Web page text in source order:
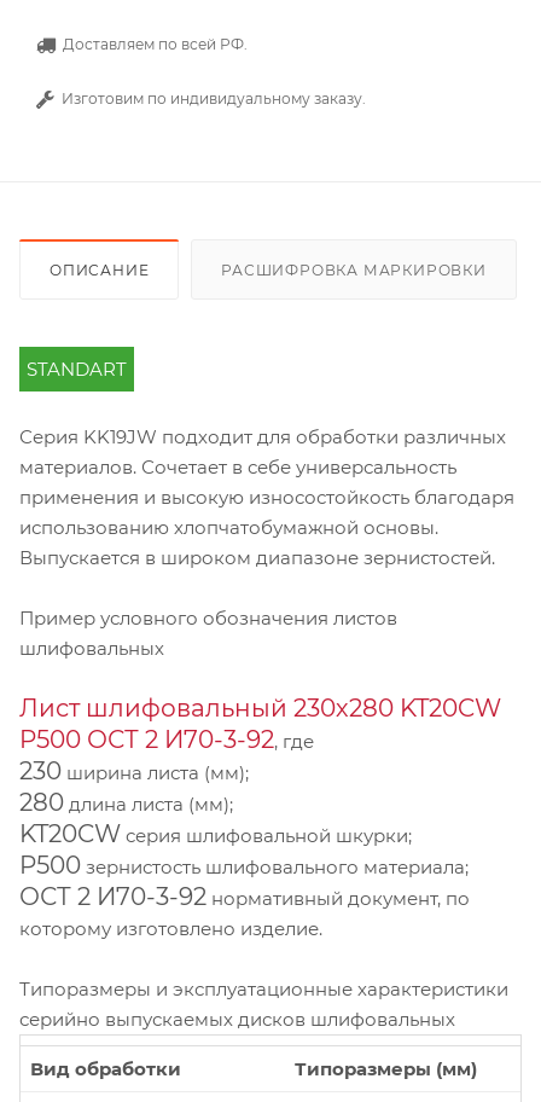
Доставляем по всей РФ.
Изготовим по индивидуальному заказу.
ОПИСАНИЕ РАСШИФРОВКА МАРКИРОВКИ
STANDART
Серия KK19JW подходит для обработки различных
материалов. Сочетает в себе универсальность
применения и высокую износостойкость благодаря
использованию хлопчатобумажной основы.
Выпускается в широком диапазоне зернистостей.
Пример условного обозначения листов
шлифовальных
Лист шлифовальный 230х280 KT20CW
P500 ОСТ 2 И70-3-92, где
230 ширина листа (мм);
280 длина листа (мм);
KT20CW серия шлифовальной шкурки;
P500 зернистость шлифовального материала;
ОСТ 2 И70-3-92 нормативный документ, по
которому изготовлено изделие.
Типоразмеры и эксплуатационные характеристики
серийно выпускаемых дисков шлифовальных
Вид обработки
Типоразмеры (мм)